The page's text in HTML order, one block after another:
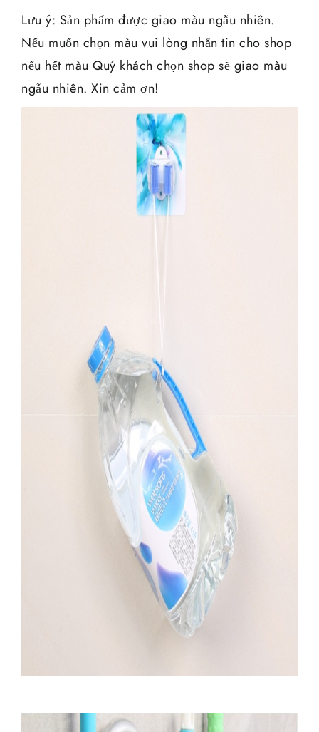
Lưu ý: Sản phẩm được giao màu ngẫu nhiên.
Nếu muốn chọn màu vui lòng nhắn tin cho shop
nếu hết màu Quý khách chọn shop sẽ giao màu
ngẫu nhiên. Xin cảm ơn!